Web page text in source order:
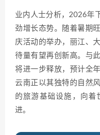
业内人士分析，2026年
劲增长态势。随着暑期
庆活动的举办，丽江、
待量有望再创新高。与
将进一步释放，预计全
云南正以其独特的自然
的旅游基础设施，向着
进。